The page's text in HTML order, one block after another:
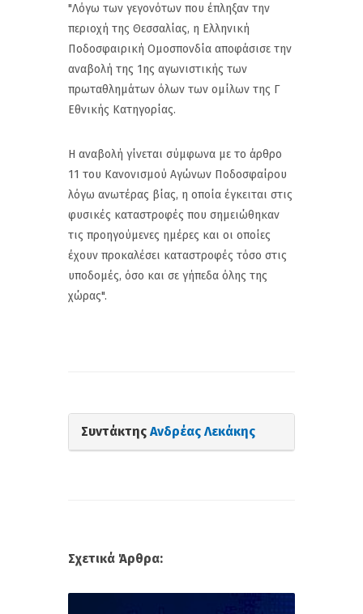
"Λόγω των γεγονότων που έπληξαν την
περιοχή της Θεσσαλίας, η Ελληνική
Ποδοσφαιρική Ομοσπονδία αποφάσισε την
αναβολή της 1ης αγωνιστικής των
πρωταθλημάτων όλων των ομίλων της Γ
Εθνικής Κατηγορίας.
Η αναβολή γίνεται σύμφωνα με το άρθρο
11 του Κανονισμού Αγώνων Ποδοσφαίρου
λόγω ανωτέρας βίας, η οποία έγκειται στις
φυσικές καταστροφές που σημειώθηκαν
τις προηγούμενες ημέρες και οι οποίες
έχουν προκαλέσει καταστροφές τόσο στις
υποδομές, όσο και σε γήπεδα όλης της
χώρας".
Συντάκτης Ανδρέας Λεκάκης
Σχετικά Άρθρα: